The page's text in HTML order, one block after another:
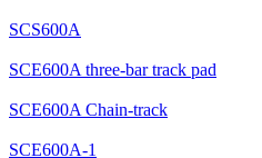
SCS600A
SCE600A three-bar track pad
SCE600A Chain-track
SCE600A-1